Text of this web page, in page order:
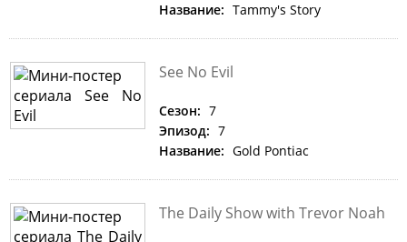
Название: Tammy's Story
See No Evil
Сезон: 7
Эпизод: 7
Название: Gold Pontiac
The Daily Show with Trevor Noah